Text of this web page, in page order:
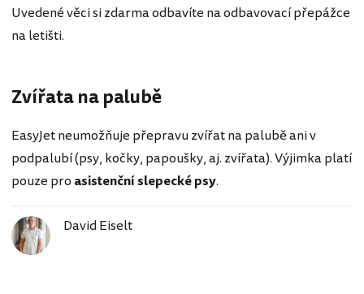
Uvedené věci si zdarma odbavíte na odbavovací přepážce
na letišti.
Zvířata na palubě
EasyJet neumožňuje přepravu zvířat na palubě ani v
podpalubí (psy, kočky, papoušky, aj. zvířata). Výjimka platí
pouze pro asistenční slepecké psy.
David Eiselt